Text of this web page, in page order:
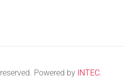
Powered by INTEC.